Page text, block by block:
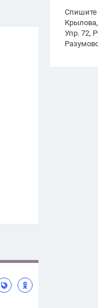
Спишите
Упр. 72,